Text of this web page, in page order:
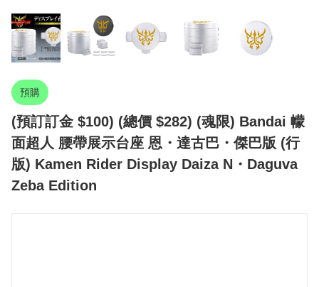
預購
(預訂訂金 $100) (總價 $282) (魂限) Bandai 幪
面超人 腰帶展示台座 恩・達古巴・傑巴版 (行
版) Kamen Rider Display Daiza N・Daguva
Zeba Edition